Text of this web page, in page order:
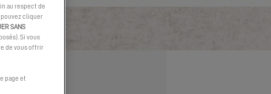
au respect de
pouvez cliquer
SANS
Si vous
de vous offrir
page et